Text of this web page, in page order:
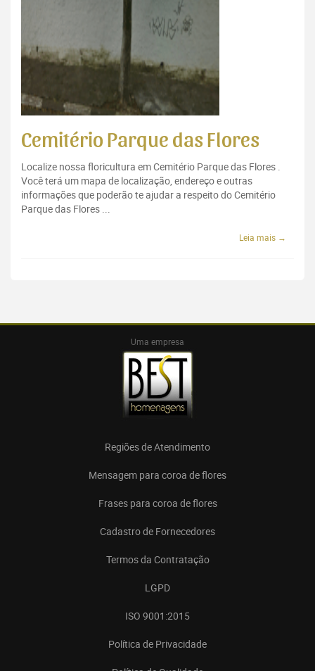
Cemitério Parque das Flores
Localize nossa floricultura em Cemitério Parque das Flores .
Você terá um mapa de localização, endereço e outras
informações que poderão te ajudar a respeito do Cemitério
Parque das Flores ...
Leia mais →
Uma empresa
Regiões de Atendimento
Mensagem para coroa de flores
Frases para coroa de flores
Cadastro de Fornecedores
Termos da Contratação
LGPD
ISO 9001:2015
Política de Privacidade